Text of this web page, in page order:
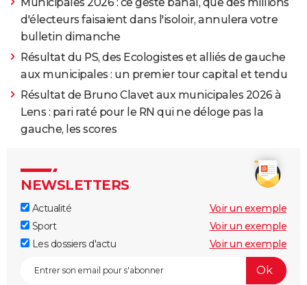
d'électeurs faisaient dans l'isoloir, annulera votre
bulletin dimanche
Résultat du PS, des Ecologistes et alliés de gauche
aux municipales : un premier tour capital et tendu
Résultat de Bruno Clavet aux municipales 2026 à
Lens : pari raté pour le RN qui ne déloge pas la
gauche, les scores
NEWSLETTERS
Actualité
Voir un exemple
Sport
Voir un exemple
Les dossiers d'actu
Voir un exemple